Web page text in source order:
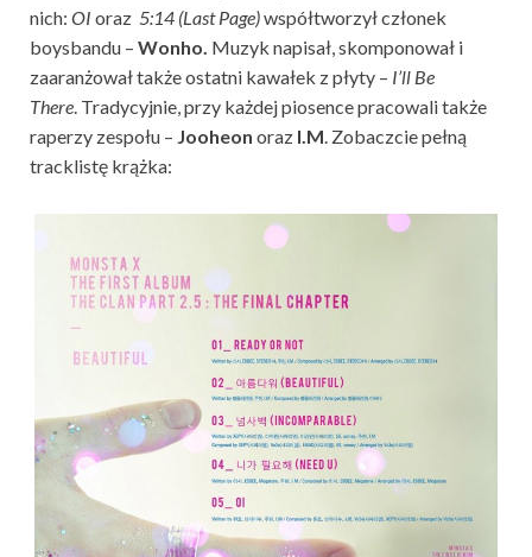
nich: OI oraz 5:14 (Last Page)współtworzył członek
boysbandu – Wonho. Muzyk napisał, skomponował i
zaaranżował także ostatni kawałek z płyty – I’ll Be
There . Tradycyjnie, przy każdej piosence pracowali także
raperzy zespołu – Jooheon oraz I.M . Zobaczcie pełną
tracklistę krążka: